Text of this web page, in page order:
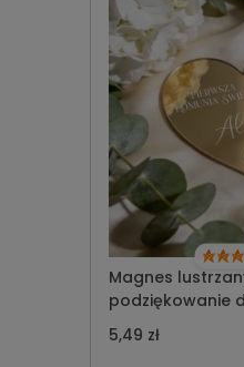
Magnes
podziękowanie dla
Komunii Świętej
5,49 zł